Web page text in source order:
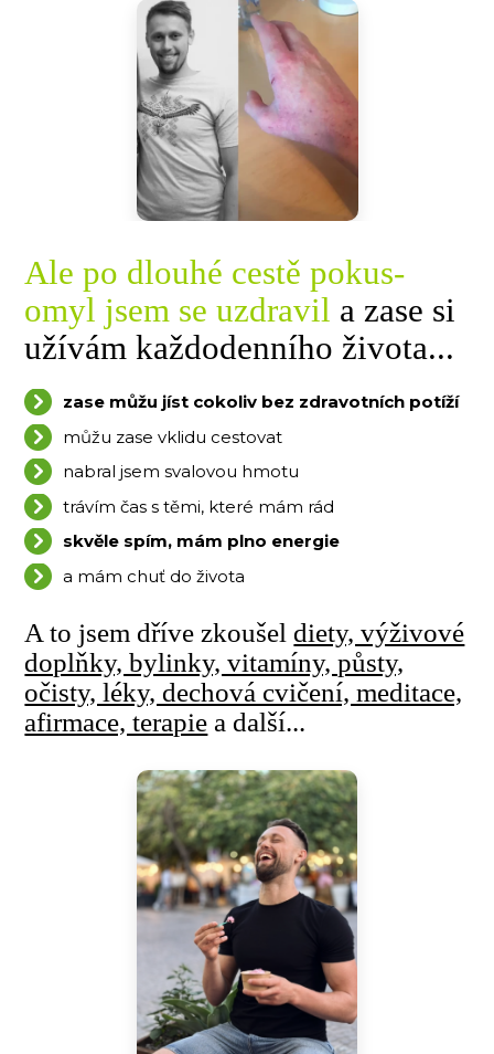
Ale po dlouhé cestě pokus-
omyl jsem se uzdravil azase si
užívám každodenního života...
zase můžu jíst cokoliv bez zdravotních potíží
můžu zase vklidu cestovat
nabral jsem svalovou hmotu
trávím čas s těmi, které mám rád
skvěle spím, mám plno energie
a mám chuť do života
A to jsem dříve zkoušel diety, výživové
doplňky, bylinky, vitamíny, půsty,
očisty, léky, dechová cvičení, meditace,
afirmace, terapie a další...